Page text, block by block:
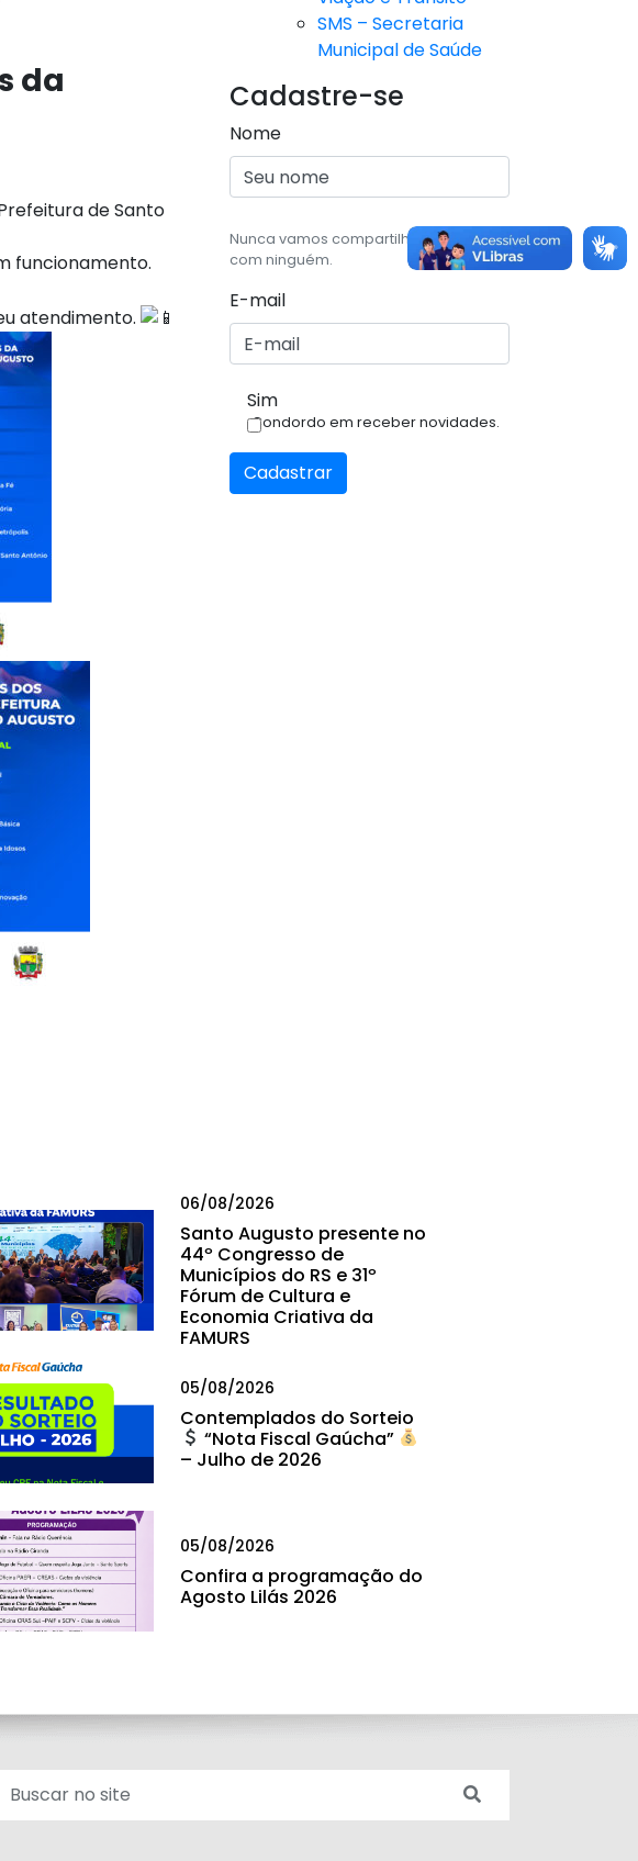
da
de Santo
funcionamento.
atendimento.
SMS – Secretaria
Municipal de Saúde
Cadastre-se
Nome
Nunca vamos compartilhar seu email,
com ninguém.
E-mail
Sim
Condordo em receber novidades.
Cadastrar
06/08/2026
Santo Augusto presente no
44º Congresso de
Municípios do RS e 31º
Fórum de Cultura e
Economia Criativa da
FAMURS
05/08/2026
Contemplados do Sorteio
“Nota Fiscal Gaúcha”
– Julho de 2026
05/08/2026
Confira a programação do
Agosto Lilás 2026